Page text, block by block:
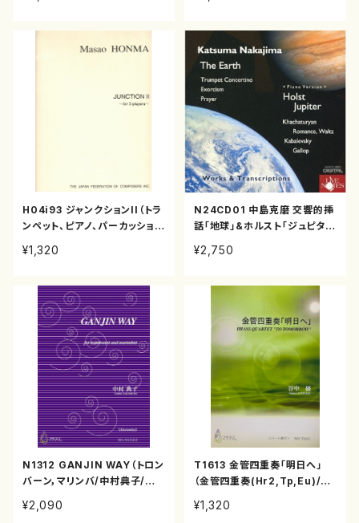
H04i93 ジャンクションII（トラ
ンペット、ピアノ、パーカッショ
¥1,320
N24CD01 中島克磨 交響的挿
話「地球」&ホルスト「ジュピタ
ラ/トランペット/ピアノ/中島 克
¥2,750
N1312 GANJIN WAY（トロン
バーン，マリンバ/中村典子/楽
¥2,090
T1613 金管四重奏「明日へ」
（金管四重奏(Hr2,Tp,Eu)/谷
¥1,320